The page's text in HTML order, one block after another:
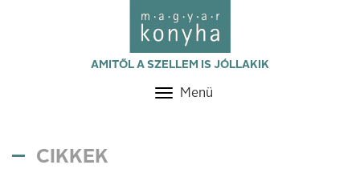
AMITŐL A SZELLEM IS JÓLLAKIK
Toggle
Menü
CIKKEK